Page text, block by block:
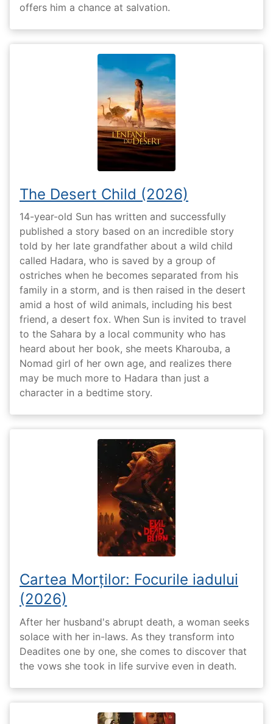
offers him a chance at salvation.
The Desert Child (2026)
14-year-old Sun has written and successfully
published a story based on an incredible story
told by her late grandfather about a wild child
called Hadara, who is saved by a group of
ostriches when he becomes separated from his
family in a storm, and is then raised in the desert
amid a host of wild animals, including his best
friend, a desert fox. When Sun is invited to travel
to the Sahara by a local community who has
heard about her book, she meets Kharouba, a
Nomad girl of her own age, and realizes there
may be much more to Hadara than just a
character in a bedtime story.
Cartea Morților: Focurile iadului
(2026)
After her husband's abrupt death, a woman seeks
solace with her in-laws. As they transform into
Deadites one by one, she comes to discover that
the vows she took in life survive even in death.